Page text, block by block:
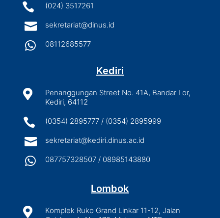
 (024) 3517261
 sekretariat@dinus.id
 08112685577
Kediri

Penanggungan Street No. 41A, Bandar Lor,
Kediri, 64112
 (0354) 2895777 / (0354) 2895999
 sekretariat@kediri.dinus.ac.id
 087757328507 / 08985143880
Lombok

Komplek Ruko Grand Linkar 11-12, Jalan